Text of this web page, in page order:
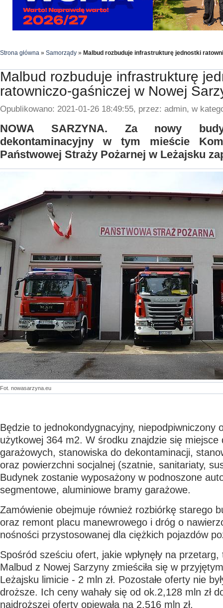
Strona główna » Samorządy » Malbud rozbuduje infrastrukturę jednostki
Malbud rozbuduje infrastrukturę
ratowniczo-gaśniczej w Nowej
Opublikowano: 2021-01-26 18:49:55, przez: admin, w
NOWA SARZYNA. Za nowy
dekontaminacyjny w tym mieście
Państwowej Straży Pożarnej w Leżajsku
Fot. nowasarzyna.eu
Będzie to jednokondygnacyjny, niepodpiwniczony
użytkowej 364 m2. W środku znajdzie się miejsce
garażowych, stanowiska do dekontaminacji,
oraz powierzchni socjalnej (szatnie, sanitariaty,
Budynek zostanie wyposażony w podnoszone
segmentowe, aluminiowe bramy garażowe.
Zamówienie obejmuje również rozbiórkę starego
oraz remont placu manewrowego i dróg o
nośności przystosowanej dla ciężkich pojazdów
Spośród sześciu ofert, jakie wpłynęły na
Malbud z Nowej Sarzyny zmieściła się w
Leżajsku limicie - 2 mln zł. Pozostałe oferty nie
droższe. Ich ceny wahały się od ok.2,128 mln zł
najdroższej oferty opiewała na 2,516 mln zł.